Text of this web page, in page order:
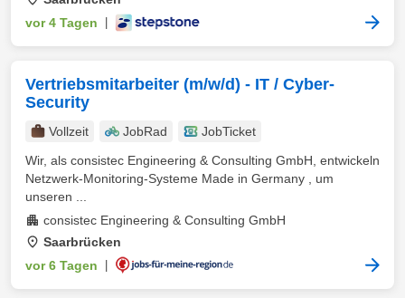
vor 4 Tagen
Vertriebsmitarbeiter (m/w/d) - IT / Cyber-
Security
Vollzeit JobRad
JobTicket
Wir, als consistec Engineering & Consulting GmbH, entwickeln
Netzwerk-Monitoring-Systeme Made in Germany , um
unseren ...
consistec Engineering & Consulting GmbH
Saarbrücken
vor 6 Tagen